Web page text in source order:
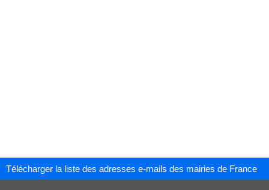
Télécharger la liste des adresses e-mails des mairies de France